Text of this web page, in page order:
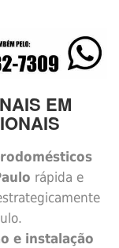
EM
rápida e
e instalação